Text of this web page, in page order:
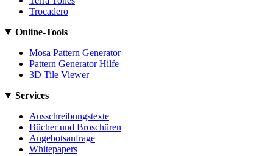
Trocadero
Online-Tools
Mosa Pattern Generator
Pattern Generator Hilfe
3D Tile Viewer
Services
Ausschreibungstexte
Bücher und Broschüren
Angebotsanfrage
Whitepapers